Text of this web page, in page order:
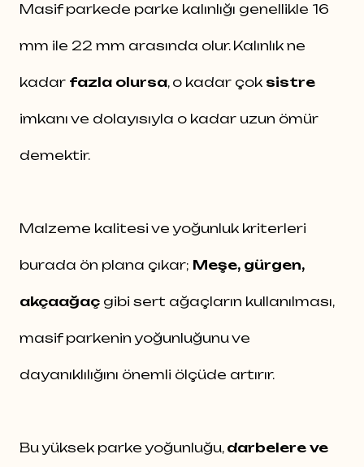
Masif parkede parke kalınlığı genellikle 16
mm ile 22 mm arasında olur. Kalınlık ne
kadar fazla olursa, o kadar çok sistre
imkanı ve dolayısıyla o kadar uzun ömür
demektir.
Malzeme kalitesi ve yoğunluk kriterleri
burada ön plana çıkar; Meşe, gürgen,
akçaağaç gibi sert ağaçların kullanılması,
masif parkenin yoğunluğunu ve
dayanıklılığını önemli ölçüde artırır.
Bu yüksek parke yoğunluğu, darbelere ve